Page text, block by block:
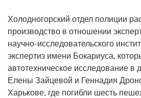
Холодногорский отдел полиции
производство в отношении
научно-исследовательского
экспертиз имени Бокариуса,
автотехническое исследование в
Елены Зайцевой и Геннадия
Харькове, где погибли шесть